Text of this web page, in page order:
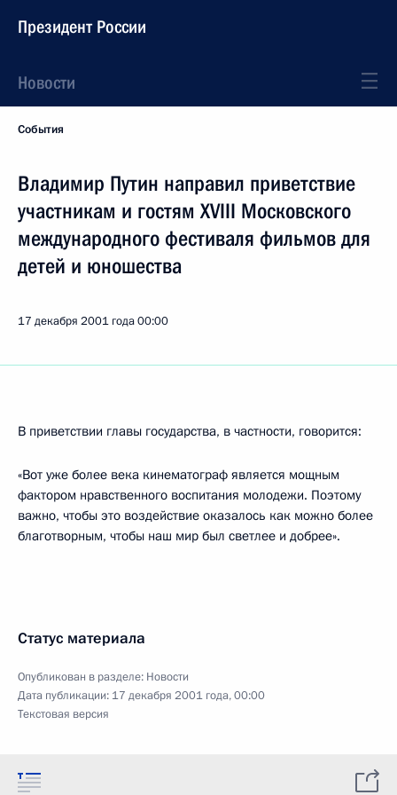
Президент России
Новости
События
Владимир Путин направил приветствие
участникам и гостям XVIII Московского
международного фестиваля фильмов для
детей и юношества
17 декабря 2001 года00:00
В приветствии главы государства, в частности, говорится:
«Вот уже более века кинематограф является мощным
фактором нравственного воспитания молодежи. Поэтому
важно, чтобы это воздействие оказалось как можно более
благотворным, чтобы наш мир был светлее и добрее».
Статус материала
Опубликован в разделе: Новости
Дата публикации: 17 декабря 2001 года, 00:00
Текстовая версия